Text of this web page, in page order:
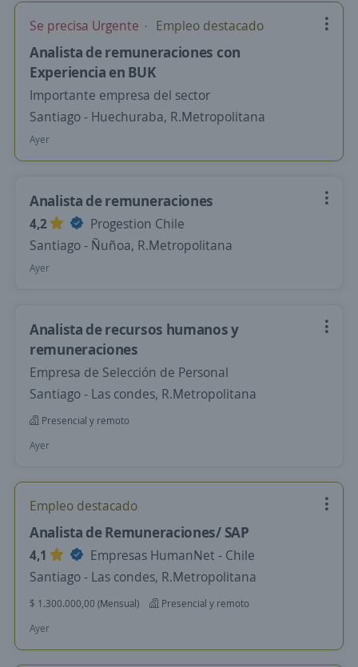
Se precisa Urgente Empleo destacado
Analista de remuneraciones con
Experiencia en BUK
Importante empresa del sector
Santiago - Huechuraba, R.Metropolitana
Ayer
Analista de remuneraciones
4,2
Progestion Chile
Santiago - Ñuñoa, R.Metropolitana
Ayer
Analista de recursos humanos y
remuneraciones
Empresa de Selección de Personal
Santiago - Las condes, R.Metropolitana
Presencial y remoto
Ayer
Empleo destacado
Analista de Remuneraciones/ SAP
4,1
Empresas HumanNet - Chile
Santiago - Las condes, R.Metropolitana
$ 1.300.000,00 (Mensual)
Presencial y remoto
Ayer